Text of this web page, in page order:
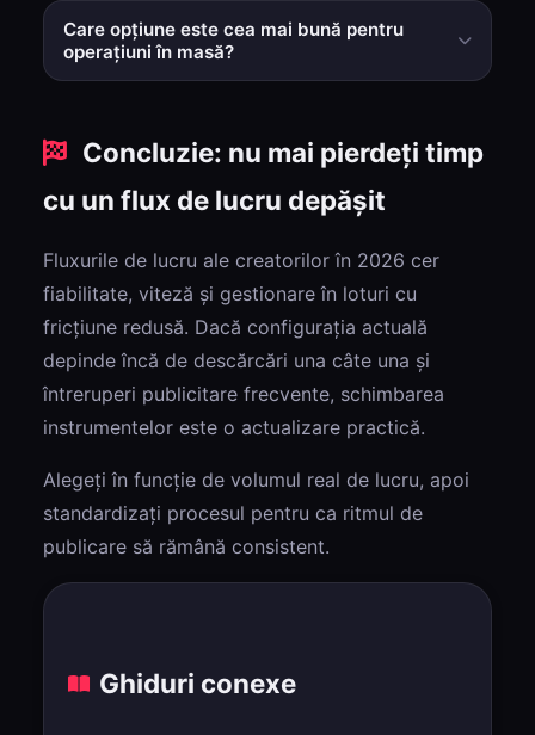
de gestionat.
Da. Un flux de lucru în browser poate funcționa pe iOS
și Android fără a instala aplicații separate de
descărcare.
Care opțiune este cea mai bună pentru
operațiuni în masă?
regulat.Concluzie: nu mai pierdeți timp
cu un flux de lucru depășit
Fluxurile de lucru ale creatorilor în 2026 cer
fiabilitate, viteză și gestionare în loturi cu
fricțiune redusă. Dacă configurația actuală
depinde încă de descărcări una câte una și
întreruperi publicitare frecvente, schimbarea
instrumentelor este o actualizare practică.
Alegeți în funcție de volumul real de lucru, apoi
standardizați procesul pentru ca ritmul de
publicare să rămână consistent.
Ghiduri conexe